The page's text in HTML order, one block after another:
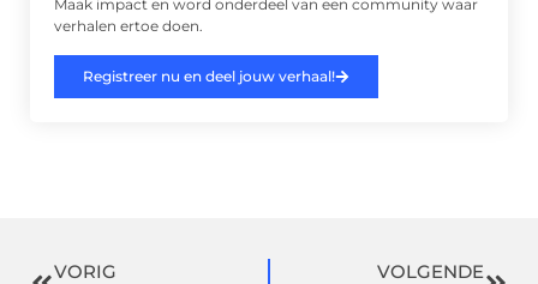
Maak impact en word onderdeel van een community waar
verhalen ertoe doen.
Registreer nu en deel jouw verhaal!
VORIG VOLGENDE